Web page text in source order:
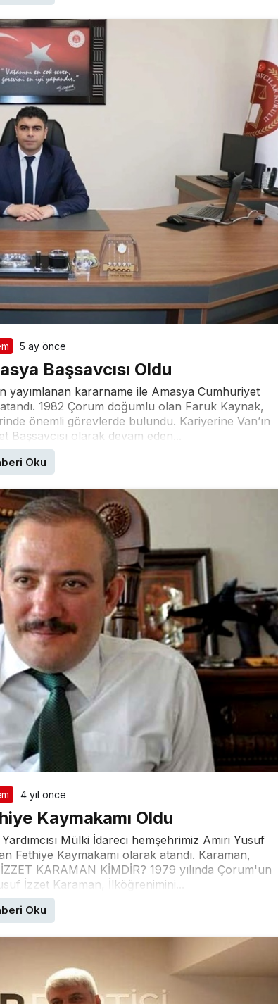
5 ay önce
Başsavcısı Oldu
yayımlanan kararname ile Amasya Cumhuriyet
1982 Çorum doğumlu olan Faruk Kaynak,
önemli görevlerde bulundu. Kariyerine Van’ın
olarak devam eden...
Oku
4 yıl önce
Kaymakamı Oldu
Mülki İdareci hemşehrimiz Amiri Yusuf
Fethiye Kaymakamı olarak atandı. Karaman,
KARAMAN KİMDİR? 1979 yılında Çorum'un
İzzet Karaman, İlköğrenimini...
Oku